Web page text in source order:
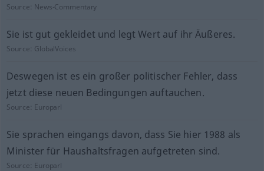
Source: News-Commentary
Sie ist gut gekleidet und legt Wert auf ihr Äußeres.
Source: GlobalVoices
Deswegen ist es ein großer politischer Fehler, dass
jetzt diese neuen Bedingungen auftauchen.
Source: Europarl
Sie sprachen eingangs davon, dass Sie hier 1988 als
Minister für Haushaltsfragen aufgetreten sind.
Source: Europarl